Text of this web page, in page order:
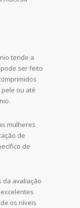
tende a
ser feito
ou até
mulheres
de
de
da avaliação
os níveis